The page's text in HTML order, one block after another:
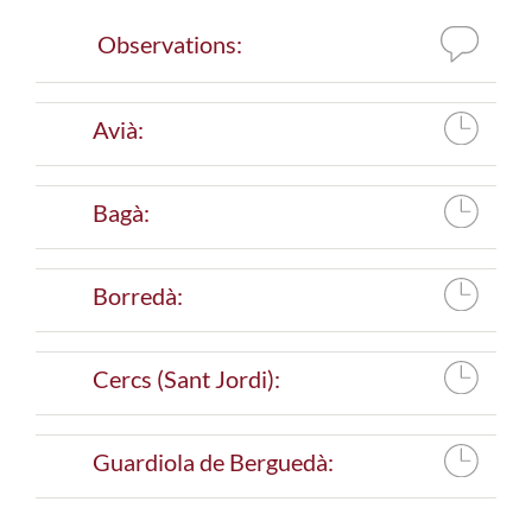
Observations:
Avià:
Bagà:
Borredà:
Cercs (Sant Jordi):
Guardiola de Berguedà: